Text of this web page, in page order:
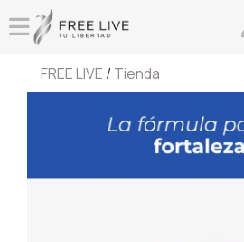
FREE LIVE / Tienda